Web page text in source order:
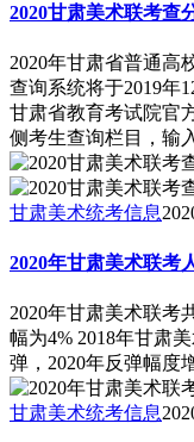
2020甘肃美术联考查
2020年甘肃省普通高
查询系统将于2019年
甘肃省教育考试院官
侧考生查询栏目，输
甘肃美术统考信息
2020年甘肃美术联考
2020年甘肃美术联考
幅为4% 2018年甘肃
弹，2020年反弹幅度
甘肃美术统考信息